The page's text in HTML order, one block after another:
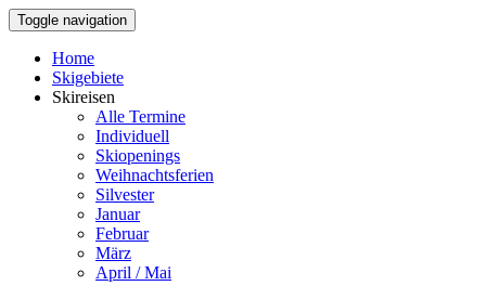
Toggle navigation
Home
Skigebiete
Skireisen
Alle Termine
Individuell
Skiopenings
Weihnachtsferien
Silvester
Januar
Februar
März
April / Mai